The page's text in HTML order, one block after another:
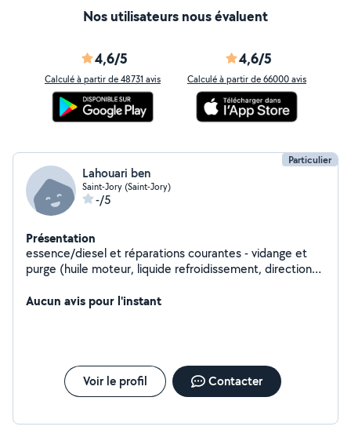
Nos utilisateurs nous évaluent
4,6/5
Calculé à partir de 48731 avis
4,6/5
Calculé à partir de 66000 avis
Particulier
Lahouari ben
Saint-Jory (Saint-Jory)
-/5
Présentation
essence/diesel et réparations courantes - vidange et
purge (huile moteur, liquide refroidissement, direction
huile, air, carburant., - changement disques et
bougies d'allumage. autre competence,instalattion
cuisine equipée,montage meuble, et bricollage.
Aucun avis pour l'instant
Voir le profil Contacter